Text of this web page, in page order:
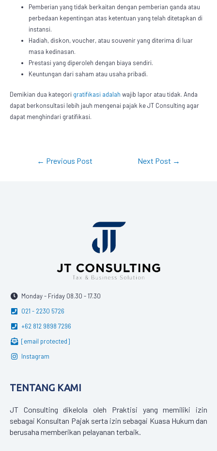
Pemberian yang tidak berkaitan dengan pemberian ganda atau
perbedaan kepentingan atas ketentuan yang telah ditetapkan di
instansi.
Hadiah, diskon, voucher, atau souvenir yang diterima di luar
masa kedinasan.
Prestasi yang diperoleh dengan biaya sendiri.
Keuntungan dari saham atau usaha pribadi.
Demikian dua kategori gratifikasi adalah wajib lapor atau tidak. Anda
dapat berkonsultasi lebih jauh mengenai pajak ke JT Consulting agar
dapat menghindari gratifikasi.
← Previous Post Next Post →
Monday - Friday 08.30 - 17.30
021 - 2230 5726
+62 812 9898 7296
[email protected]
Instagram
TENTANG KAMI
JT Consulting dikelola oleh Praktisi yang memiliki izin
sebagai Konsultan Pajak serta izin sebagai Kuasa Hukum dan
berusaha memberikan pelayanan terbaik.